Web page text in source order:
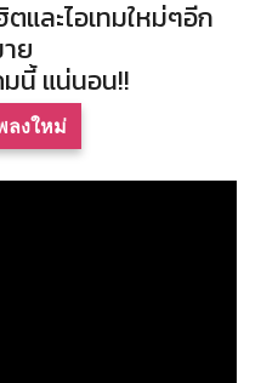
และไอเทมใหม่ๆอีก
ย
นี้ แน่นอน!!
ลงใหม่